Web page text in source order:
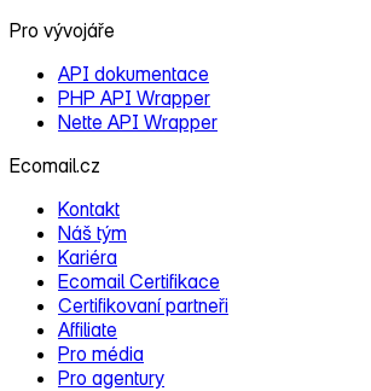
Pro vývojáře
API dokumentace
PHP API Wrapper
Nette API Wrapper
Ecomail.cz
Kontakt
Náš tým
Kariéra
Ecomail Certifikace
Certifikovaní partneři
Affiliate
Pro média
Pro agentury